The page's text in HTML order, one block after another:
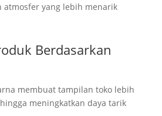
atmosfer yang lebih menarik
Berdasarkan
membuat tampilan toko lebih
meningkatkan daya tarik